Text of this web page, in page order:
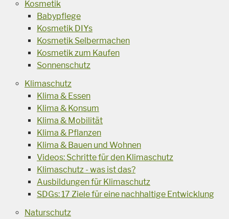
Kosmetik
Babypflege
Kosmetik DIYs
Kosmetik Selbermachen
Kosmetik zum Kaufen
Sonnenschutz
Klimaschutz
Klima & Essen
Klima & Konsum
Klima & Mobilität
Klima & Pflanzen
Klima & Bauen und Wohnen
Videos: Schritte für den Klimaschutz
Klimaschutz - was ist das?
Ausbildungen für Klimaschutz
SDGs: 17 Ziele für eine nachhaltige Entwicklung
Naturschutz